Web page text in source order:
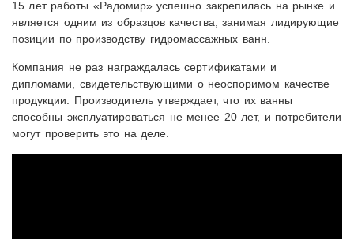
15 лет работы «Радомир» успешно закрепилась на рынке и
является одним из образцов качества, занимая лидирующие
позиции по производству гидромассажных ванн.
Компания не раз награждалась сертификатами и
дипломами, свидетельствующими о неоспоримом качестве
продукции. Производитель утверждает, что их ванны
способны эксплуатироваться не менее 20 лет, и потребители
могут проверить это на деле.